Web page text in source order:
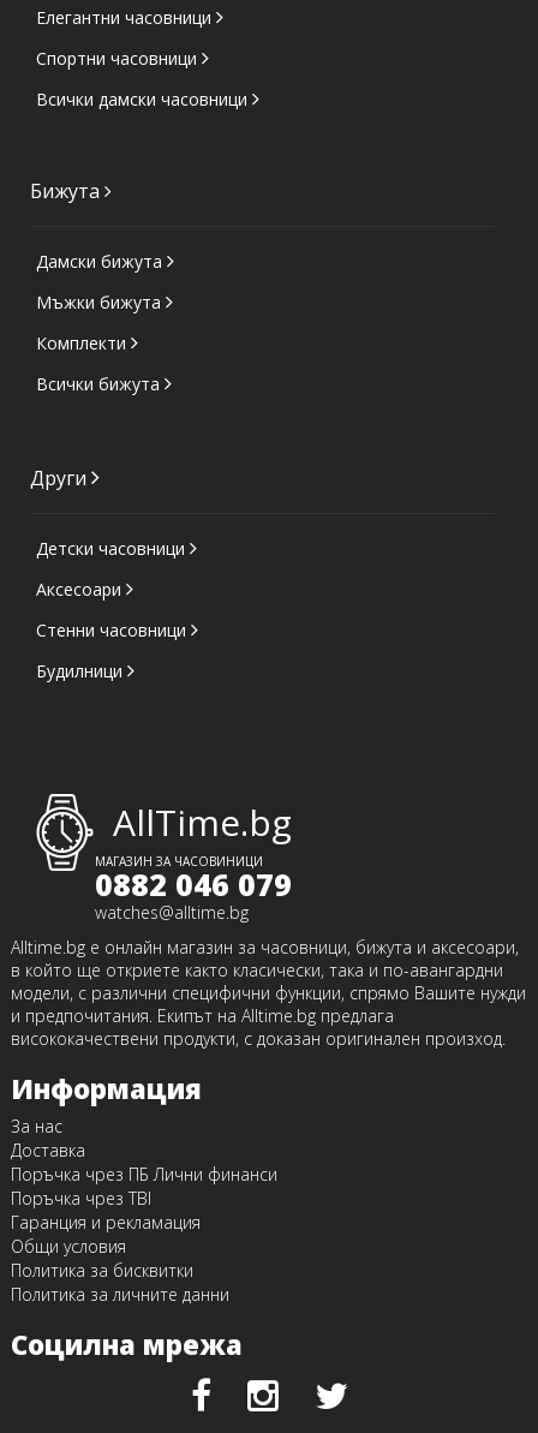
Елегантни часовници
Спортни часовници
Всички дамски часовници
Бижута
Дамски бижута
Мъжки бижута
Комплекти
Всички бижута
Други
Детски часовници
Аксесоари
Стенни часовници
Будилници
AllTime.bg
МАГАЗИН ЗА ЧАСОВИНИЦИ
0882 046 079
watches@alltime.bg
Alltime.bg е онлайн магазин за часовници, бижута и аксесоари,
в който ще откриете както класически, така и по-авангардни
модели, с различни специфични функции, спрямо Вашите нужди
и предпочитания. Екипът на Alltime.bg предлага
висококачествени продукти, с доказан оригинален произход.
Информация
За нас
Доставка
Поръчка чрез ПБ Лични финанси
Поръчка чрез TBI
Гаранция и рекламация
Общи условия
Политика за бисквитки
Политика за личните данни
Социлна мрежа